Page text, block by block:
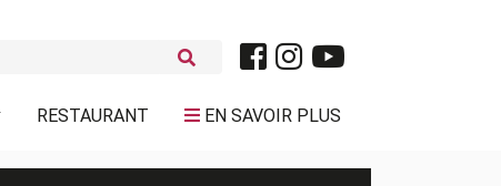
RESTAURANT EN SAVOIR PLUS